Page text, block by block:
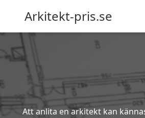
Arkitekt-pris.se
Att anlita en arkitekt kan